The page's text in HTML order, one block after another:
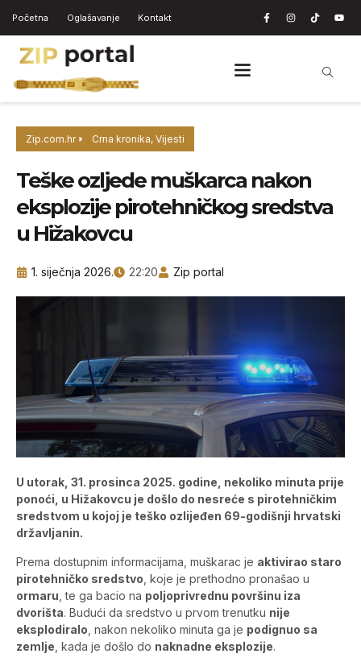
Početna Oglašavanje Kontakt
Zip.com.hr Crna kronika, Vijesti
Teške ozljede muškarca nakon
eksplozije pirotehničkog sredstva
u Hižakovcu
1. siječnja 2026. 22:20 Zip portal
U utorak, 31. prosinca 2025. godine, nekoliko minuta prije
ponoći, u Hižakovcu je došlo do nesreće s pirotehničkim
sredstvom u kojoj je teško ozlijeđen 69-godišnji hrvatski
državljanin.
Prema dostupnim informacijama, muškarac je aktivirao staro
pirotehničko sredstvo , koje je prethodno pronašao u
ormaru , te ga bacio na poljoprivrednu površinu iza
dvorišta. Budući da sredstvo u prvom trenutku nije
eksplodiralo , nakon nekoliko minuta ga je podignuo sa
zemlje , kada je došlo do naknadne eksplozije.